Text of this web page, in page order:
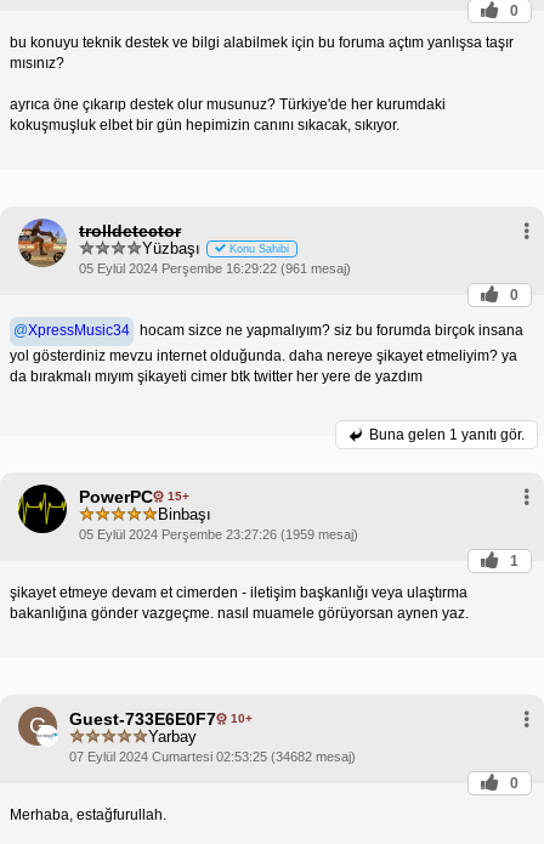
0
bu konuyu teknik destek ve bilgi alabilmek için bu foruma açtım yanlışsa taşır
mısınız?
ayrıca öne çıkarıp destek olur musunuz? Türkiye'de her kurumdaki
kokuşmuşluk elbet bir gün hepimizin canını sıkacak, sıkıyor.
trolldetector
Yüzbaşı Konu Sahibi
05 Eylül 2024 Perşembe 16:29:22 (961 mesaj)
0
@XpressMusic34 hocam sizce ne yapmalıyım? siz bu forumda birçok insana
yol gösterdiniz mevzu internet olduğunda. daha nereye şikayet etmeliyim? ya
da bırakmalı mıyım şikayeti cimer btk twitter her yere de yazdım
Buna gelen 1 yanıtı gör.
PowerPC 15+
Binbaşı
05 Eylül 2024 Perşembe 23:27:26 (1959 mesaj)
1
şikayet etmeye devam et cimerden - iletişim başkanlığı veya ulaştırma
bakanlığına gönder vazgeçme. nasıl muamele görüyorsan aynen yaz.
G Guest-733E6E0F7 10+
Yarbay
07 Eylül 2024 Cumartesi 02:53:25 (34682 mesaj)
0
Merhaba, estağfurullah.